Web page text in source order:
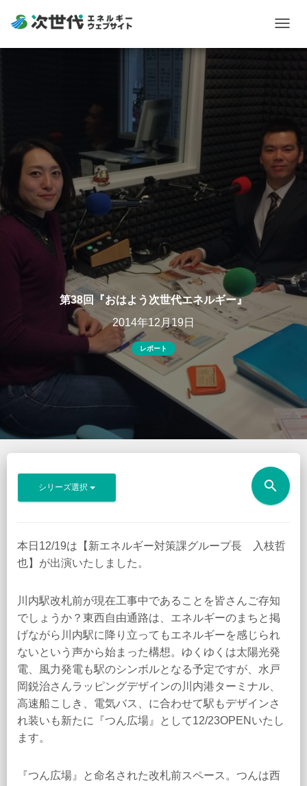
第38回『おはよう次世代エネルギー』
2014年12月19日
レポート
シリーズ選択 search
本日12/19は【新エネルギー対策課グループ長 入枝哲
也】が出演いたしました。
川内駅改札前が現在工事中であることを皆さんご存知
でしょうか？東西自由通路は、エネルギーのまちと掲
げながら川内駅に降り立ってもエネルギーを感じられ
ないという声から始まった構想。ゆくゆくは太陽光発
電、風力発電も駅のシンボルとなる予定ですが、水戸
岡鋭治さんラッピングデザインの川内港ターミナル、
高速船こしき、電気バス、に合わせて駅もデザインさ
れ装いも新たに『つん広場』として12/23OPENいたし
ます。
『つん広場』と命名された改札前スペース。つんは西